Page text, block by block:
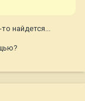
найдется...